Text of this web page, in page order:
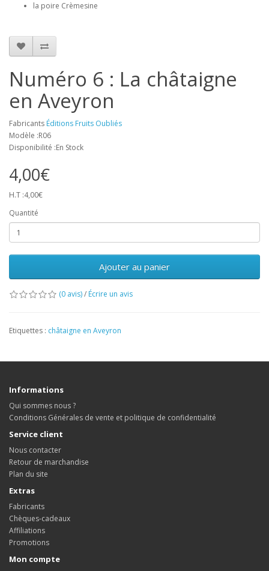
la poire Crèmesine
Numéro 6 : La châtaigne
en Aveyron
Fabricants Éditions Fruits Oubliés
Modèle :R06
Disponibilité :En Stock
4,00€
H.T :4,00€
Quantité
Ajouter au panier
(0 avis)/ Écrire un avis
Etiquettes : châtaigne en Aveyron
Informations
Qui sommes nous ?
Conditions Générales de vente et politique de confidentialité
Service client
Nous contacter
Retour de marchandise
Plan du site
Extras
Fabricants
Chèques-cadeaux
Affiliations
Promotions
Mon compte